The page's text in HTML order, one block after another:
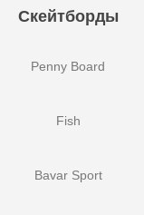
Скейтборды
Penny Board
Fish
Bavar Sport